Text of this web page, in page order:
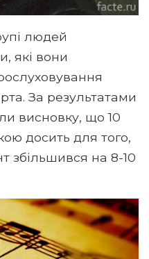
людей
які вони
За результатами
висновку, що 10
досить для того,
збільшився на 8-10